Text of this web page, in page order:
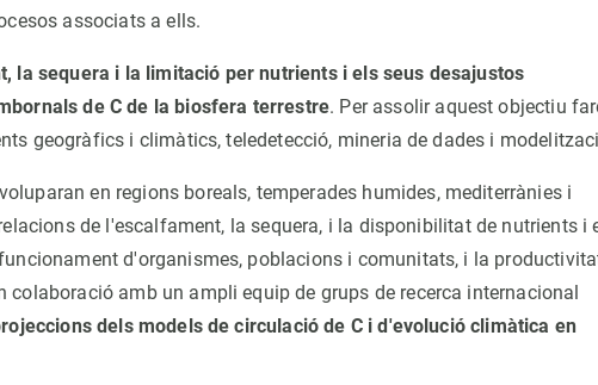
associats a ells.
la sequera i la limitació per nutrients i els seus desajustos
de C de la biosfera terrestre. Per assolir aquest objectiu
geogràfics i climàtics, teledetecció, mineria de dades i
en regions boreals, temperades humides, mediterrànies i
de l'escalfament, la sequera, i la disponibilitat de nutrients i
d'organismes, poblacions i comunitats, i la
amb un ampli equip de grups de recerca internacional
dels models de circulació de C i d'evolució climàtica en